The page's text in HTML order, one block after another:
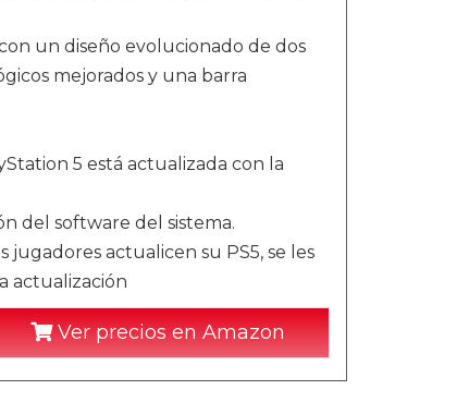
un diseño evolucionado de dos
mejorados y una barra
5 está actualizada con la
del software del sistema.
actualicen su PS5, se les
actualización
Ver precios en Amazon